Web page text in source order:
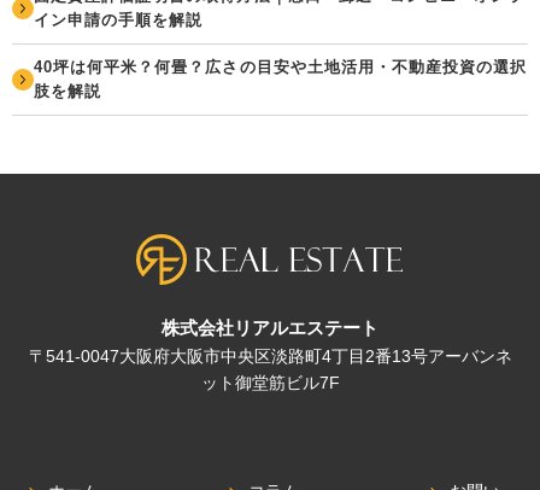
イン申請の手順を解説
40坪は何平米？何畳？広さの目安や土地活用・不動産投資の選択
肢を解説
株式会社リアルエステート
〒541-0047大阪府大阪市中央区淡路町4丁目2番13号アーバンネ
ット御堂筋ビル7F